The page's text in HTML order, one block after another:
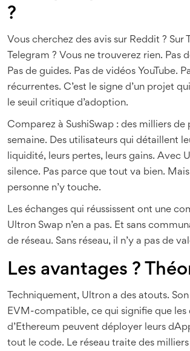
?
Vous cherchez des avis sur Reddit ? Sur
Telegram ? Vous ne trouverez rien. Pas
Pas de guides. Pas de vidéos YouTube.
récurrentes. C’est le signe d’un projet
le seuil critique d’adoption.
Comparez à SushiSwap : des milliers de
semaine. Des utilisateurs qui détaillent
liquidité, leurs pertes, leurs gains. Avec
silence. Pas parce que tout va bien.
personne n’y touche.
Les échanges qui réussissent ont une
Ultron Swap n’en a pas. Et sans
de réseau. Sans réseau, il n’y a pas de
Les avantages ?
Techniquement, Ultron a des atouts.
EVM-compatible, ce qui signifie que les
d’Ethereum peuvent déployer leurs
tout le code. Le réseau traite des